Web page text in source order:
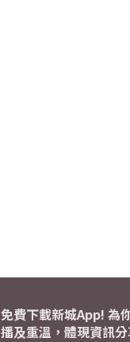
免費下載新城App! 為
播及重溫，體現資訊分